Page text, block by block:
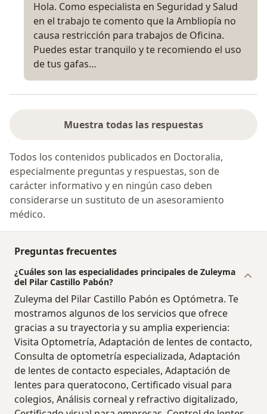
Hola. Como especialista en Seguridad y Salud
en el trabajo te comento que la Ambliopía no
causa restricción para trabajos de Oficina.
Puedes estar tranquilo y te recomiendo el uso
de tus gafas…
Muestra todas las respuestas
Todos los contenidos publicados en Doctoralia,
especialmente preguntas y respuestas, son de
carácter informativo y en ningún caso deben
considerarse un sustituto de un asesoramiento
médico.
Preguntas frecuentes
¿Cuáles son las especialidades principales de Zuleyma
del Pilar Castillo Pabón?
Zuleyma del Pilar Castillo Pabón es Optómetra. Te
mostramos algunos de los servicios que ofrece
gracias a su trayectoria y su amplia experiencia:
Visita Optometría, Adaptación de lentes de contacto,
Consulta de optometría especializada, Adaptación
de lentes de contacto especiales, Adaptación de
lentes para queratocono, Certificado visual para
colegios, Análisis corneal y refractivo digitalizado,